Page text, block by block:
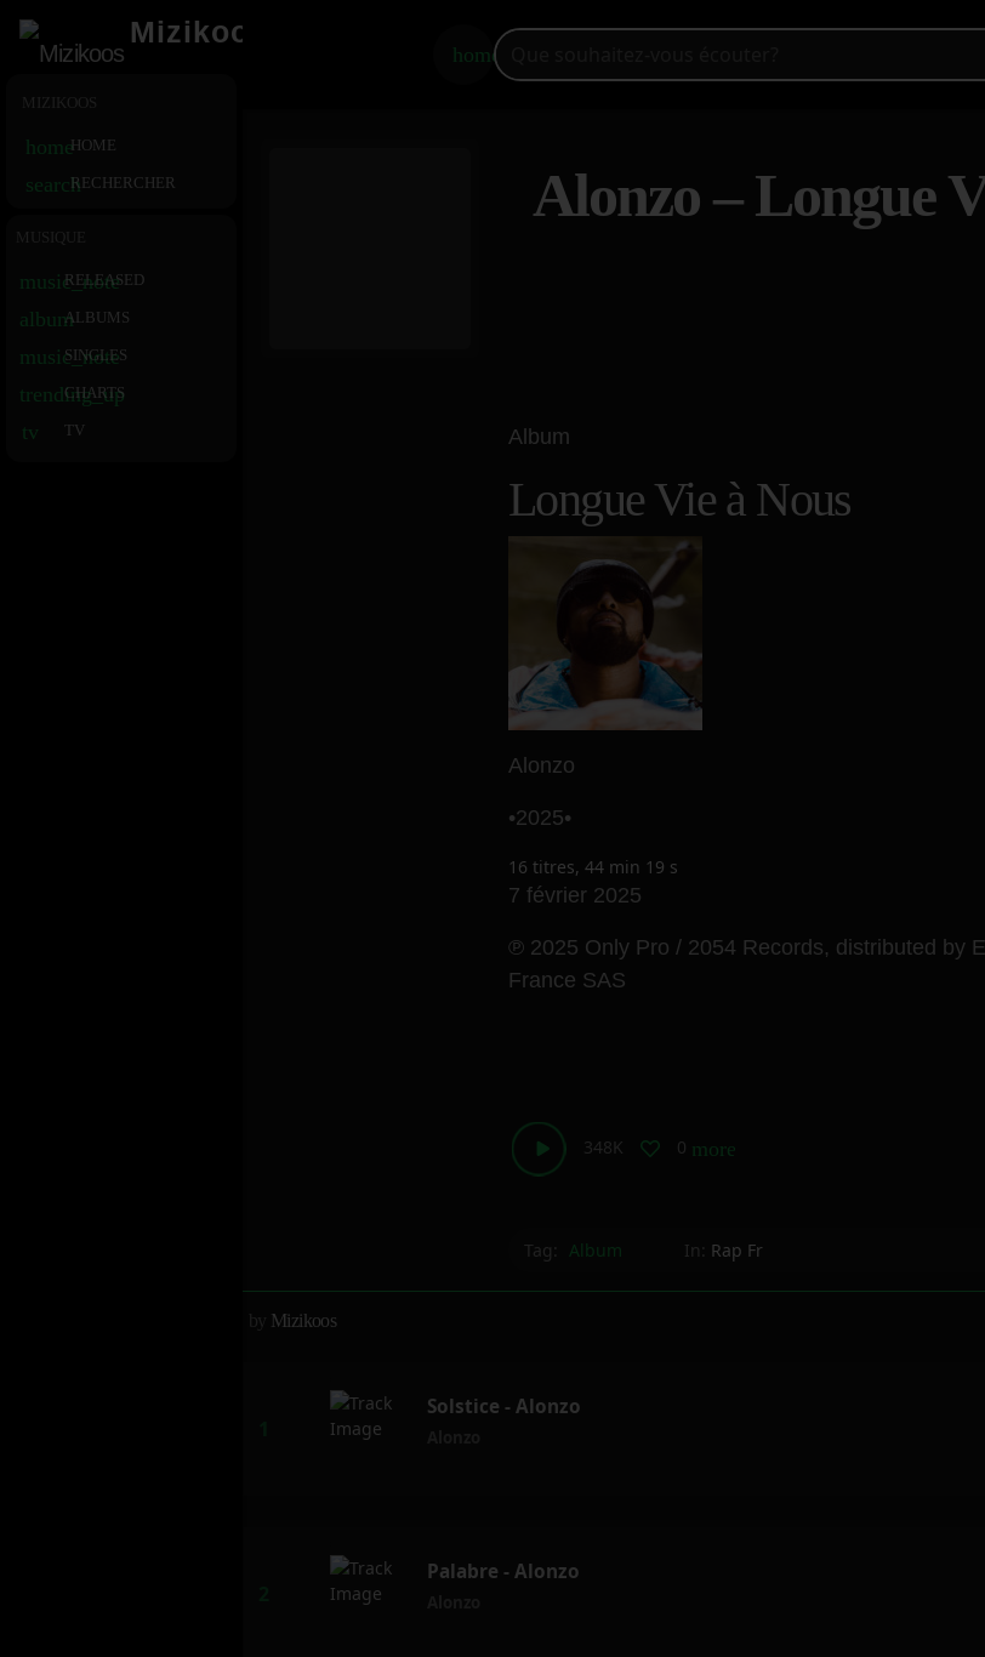
Mizikoos
MIZIKOOS
homeHOME
searchRECHERCHER
MUSIQUE
music_note
RELEASED
albumALBUMS
music_note
SINGLES
trending_up
CHARTS
tv TV
home
Alonzo – Longue
Album
Longue Vie à Nous
Alonzo
•2025•
16 titres, 44 min 19 s
7 février 2025
℗ 2025 Only Pro / 2054 Records, distributed by
France SAS
348K 0 more_horiz
Tag: Album In: Rap Fr
by Mizikoos
Solstice - Alonzo
Palabre - Alonzo